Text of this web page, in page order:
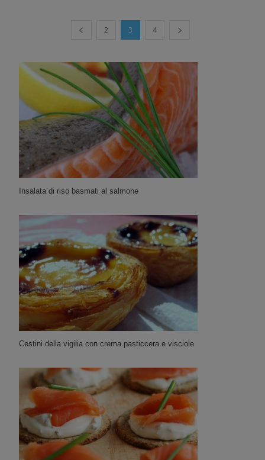
2 3 4
Insalata di riso basmati al salmone
Cestini della vigilia con crema pasticcera e visciole